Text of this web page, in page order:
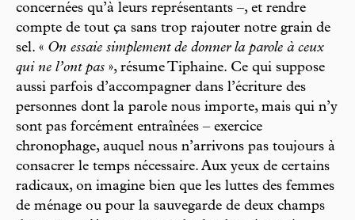
concernées qu’à leurs représentants –, et rendre
compte de tout ça sans trop rajouter notre grain de
sel. « On essaie simplement de donner la parole à ceux
qui ne l’ont pas », résume Tiphaine. Ce qui suppose
aussi parfois d’accompagner dans l’écriture des
personnes dont la parole nous importe, mais qui n’y
sont pas forcément entraînées – exercice
chronophage, auquel nous n’arrivons pas toujours à
consacrer le temps nécessaire. Aux yeux de certains
radicaux, on imagine bien que les luttes des femmes
de ménage ou pour la sauvegarde de deux champs